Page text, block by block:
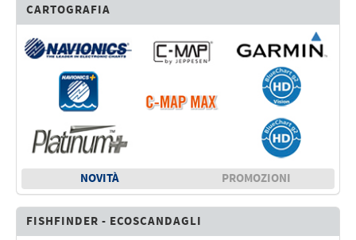
CARTOGRAFIA
NOVITÀ PROMOZIONI
FISHFINDER - ECOSCANDAGLI